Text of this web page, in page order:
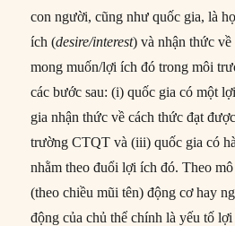
con người, cũng như quốc gia, là
ích (desire/interest) và nhận thức
mong muốn/lợi ích đó trong môi
các bước sau: (i) quốc gia có một
gia nhận thức về cách thức đạt
trường CTQT và (iii) quốc gia có
nhằm theo đuổi lợi ích đó. Theo
(theo chiều mũi tên) động cơ hay
động của chủ thể chính là yếu tố